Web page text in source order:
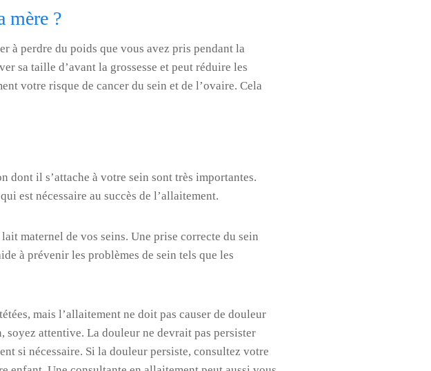
mère ?
à perdre du poids que vous avez pris pendant la
sa taille d’avant la grossesse et peut réduire les
votre risque de cancer du sein et de l’ovaire. Cela
dont il s’attache à votre sein sont très importantes.
est nécessaire au succès de l’allaitement.
maternel de vos seins. Une prise correcte du sein
à prévenir les problèmes de sein tels que les
mais l’allaitement ne doit pas causer de douleur
soyez attentive. La douleur ne devrait pas persister
si nécessaire. Si la douleur persiste, consultez votre